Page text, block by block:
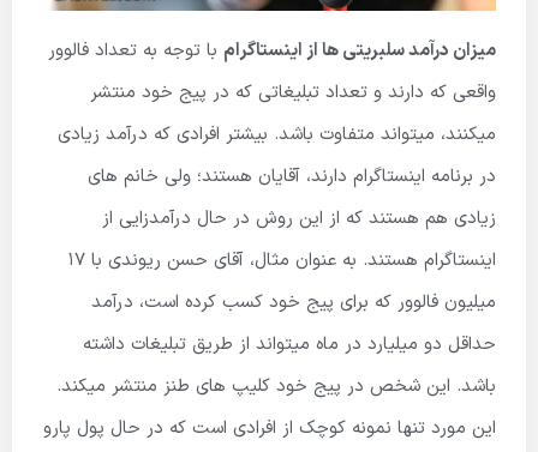
میزان درآمد سلبریتی ها از اینستاگرام با توجه به تعداد فالوور
واقعی که دارند و تعداد تبلیغاتی که در پیج خود منتشر
میکنند، میتواند متفاوت باشد. بیشتر افرادی که درآمد زیادی
در برنامه اینستاگرام دارند، آقایان هستند؛ ولی خانم های
زیادی هم هستند که از این روش در حال درآمدزایی از
اینستاگرام هستند. به عنوان مثال، آقای حسن ریوندی با ۱۷
میلیون فالوور که برای پیج خود کسب کرده است، درآمد
حداقل دو میلیارد در ماه میتواند از طریق تبلیغات داشته
باشد. این شخص در پیج خود کلیپ های طنز منتشر میکند.
این مورد تنها نمونه کوچک از افرادی است که در حال پول پارو